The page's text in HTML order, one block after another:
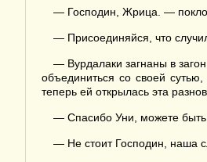
— Господин, Жрица. —
— Присоединяйся, что
— Вурдалаки загнаны в
объединиться со своей
теперь ей открылась эта
— Спасибо Уни, можете быть
— Не стоит Господин, наша